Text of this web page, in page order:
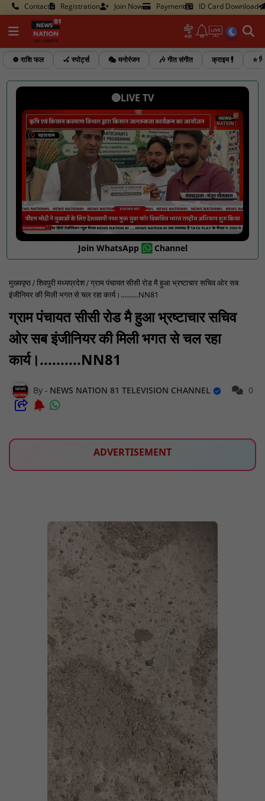
Contact Registration Join Now Payment ID Card Download
☸️ राशि फल 🏑 स्पोर्ट्स 🎭 मनोरंजन 🎶 गीत संगीत क्राइम 🕴️ ⭐
🔴LIVE TV
Join WhatsApp Channel
मुख्यपृष्ठ शिवपुरी मध्यप्रदेश ग्राम पंचायत सीसी रोड मै हुआ भ्रष्टाचार सचिव ओर सब
इंजीनियर की मिली भगत से चल रहा कार्य।..........NN81
ग्राम पंचायत सीसी रोड मै हुआ भ्रष्टाचार सचिव
ओर सब इंजीनियर की मिली भगत से चल रहा
कार्य।..........NN81
NEWS NATION 81 TELEVISION CHANNEL 0
ADVERTISEMENT